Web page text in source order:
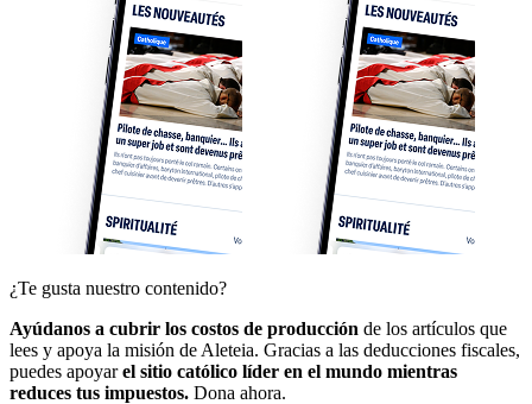
¿Te gusta nuestro contenido?
Ayúdanos a cubrir los costos de producción de los artículos que
lees y apoya la misión de Aleteia. Gracias a las deducciones fiscales,
puedes apoyarel sitio católico líder en el mundo mientras
reduces tus impuestos. Dona ahora.